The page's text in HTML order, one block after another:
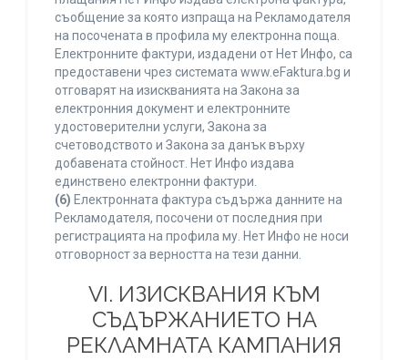
съобщение за която изпраща на Рекламодателя
на посочената в профила му електронна поща.
Електронните фактури, издадени от Нет Инфо, са
предоставени чрез системата www.eFaktura.bg и
отговарят на изискванията на Закона за
електронния документ и електронните
удостоверителни услуги, Закона за
счетоводството и Закона за данък върху
добавената стойност. Нет Инфо издава
единствено електронни фактури.
(6) Електронната фактура съдържа данните на
Рекламодателя, посочени от последния при
регистрацията на профила му. Нет Инфо не носи
отговорност за верността на тези данни.
VI. ИЗИСКВАНИЯ КЪМ
СЪДЪРЖАНИЕТО НА
РЕКЛАМНАТА КАМПАНИЯ